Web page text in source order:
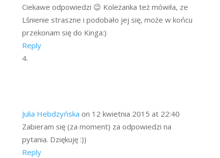
Ciekawe odpowiedzi 😉 Koleżanka też mówiła, ze
Lśnienie straszne i podobało jej się, może w końcu
przekonam się do Kinga:)
Reply
Julia Hebdzyńska on 12 kwietnia 2015 at 22:40
Zabieram się (za moment) za odpowiedzi na
pytania. Dziękuję :))
Reply